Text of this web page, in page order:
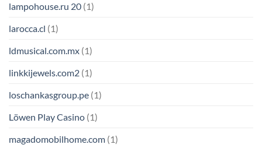
lampohouse.ru 20 (1)
larocca.cl (1)
ldmusical.com.mx (1)
linkkijewels.com2 (1)
loschankasgroup.pe (1)
Löwen Play Casino (1)
magadomobilhome.com (1)